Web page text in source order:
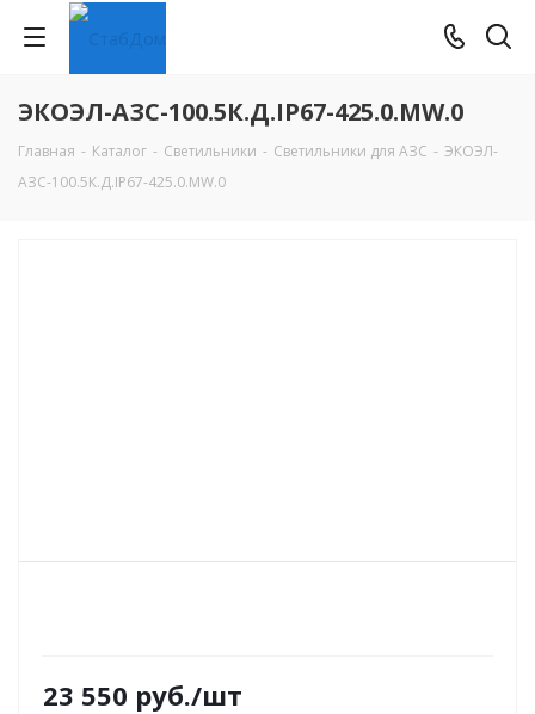
ЭКОЭЛ-АЗС-100.5К.Д.IP67-425.0.MW.0
Главная - Каталог - Светильники - Светильники для АЗС - ЭКОЭЛ-
АЗС-100.5К.Д.IP67-425.0.MW.0
23 550 руб./шт